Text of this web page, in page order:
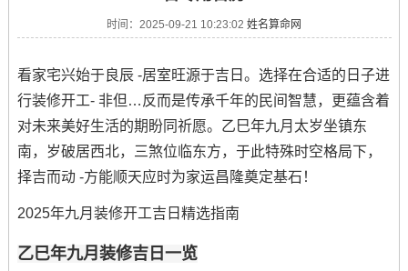
时间：2025-09-21 10:23:02 姓名算命网
看家宅兴始于良辰 -居室旺源于吉日。选择在合适的日子进
行装修开工- 非但…反而是传承千年的民间智慧，更蕴含着
对未来美好生活的期盼同祈愿。乙巳年九月太岁坐镇东
南，岁破居西北，三煞位临东方，于此特殊时空格局下，
择吉而动 -方能顺天应时为家运昌隆奠定基石！
2025年九月装修开工吉日精选指南
乙巳年九月装修吉日一览